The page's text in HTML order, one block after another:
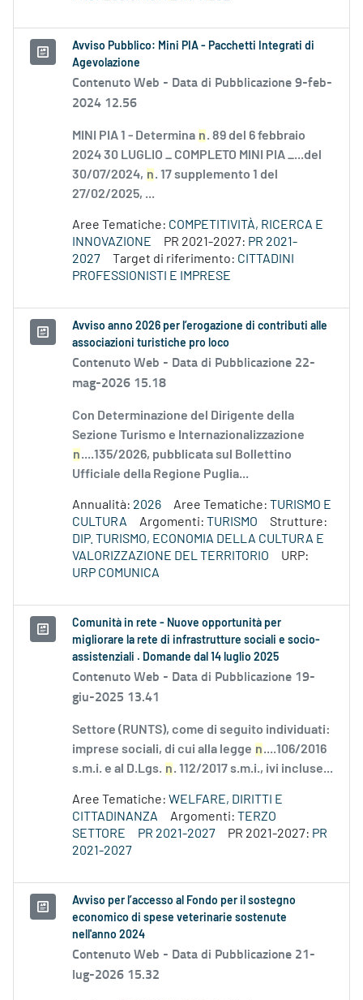
Avviso Pubblico: Mini PIA - Pacchetti Integrati di
Agevolazione
Contenuto Web - Data di Pubblicazione 9-feb-
2024 12.56
MINI PIA 1 - Determina n. 89 del 6 febbraio
2024 30 LUGLIO _ COMPLETO MINI PIA _...del
30/07/2024, n. 17 supplemento 1 del
27/02/2025, ...
Aree Tematiche: COMPETITIVITÀ, RICERCA E
INNOVAZIONE
PR 2021-2027: PR 2021-
2027
Target di riferimento: CITTADINI
PROFESSIONISTI E IMPRESE
Avviso anno 2026 per l’erogazione di contributi alle
associazioni turistiche pro loco
Contenuto Web - Data di Pubblicazione 22-
mag-2026 15.18
Con Determinazione del Dirigente della
Sezione Turismo e Internazionalizzazione
n....135/2026, pubblicata sul Bollettino
Ufficiale della Regione Puglia...
Annualità: 2026 Aree Tematiche: TURISMO E
CULTURA
Argomenti: TURISMO
Strutture:
DIP. TURISMO, ECONOMIA DELLA CULTURA E
VALORIZZAZIONE DEL TERRITORIO
URP:
URP COMUNICA
Comunità in rete - Nuove opportunità per
migliorare la rete di infrastrutture sociali e socio-
assistenziali . Domande dal 14 luglio 2025
Contenuto Web - Data di Pubblicazione 19-
giu-2025 13.41
Settore (RUNTS), come di seguito individuati:
imprese sociali, di cui alla legge n....106/2016
s.m.i. e al D.Lgs. n. 112/2017 s.m.i., ivi incluse...
Aree Tematiche: WELFARE, DIRITTI E
CITTADINANZA
Argomenti: TERZO
SETTORE
PR 2021-2027 PR 2021-2027: PR
2021-2027
Avviso per l’accesso al Fondo per il sostegno
economico di spese veterinarie sostenute
nell'anno 2024
Contenuto Web - Data di Pubblicazione 21-
lug-2026 15.32